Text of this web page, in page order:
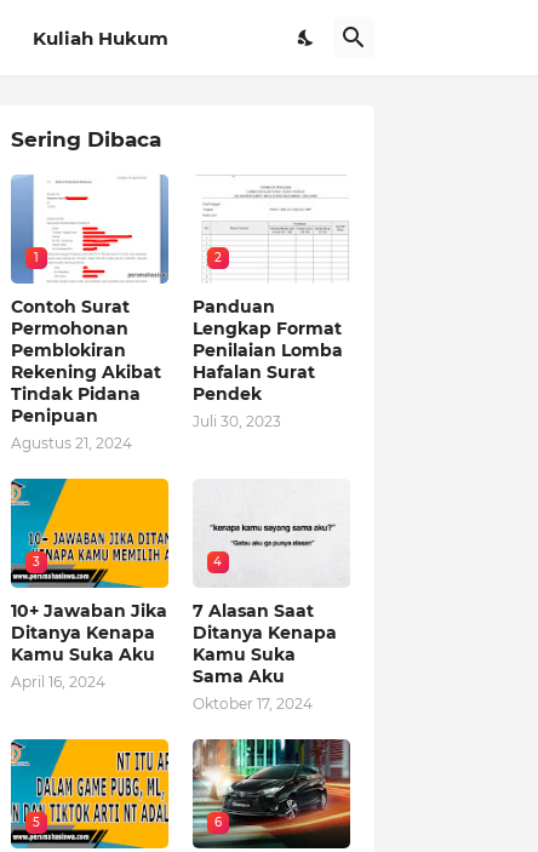
Kuliah Hukum
Sering Dibaca
1
Contoh Surat
Permohonan
Pemblokiran
Rekening Akibat
Tindak Pidana
Penipuan
Agustus 21, 2024
2
Panduan
Lengkap Format
Penilaian Lomba
Hafalan Surat
Pendek
Juli 30, 2023
3
10+ Jawaban Jika
Ditanya Kenapa
Kamu Suka Aku
April 16, 2024
4
7 Alasan Saat
Ditanya Kenapa
Kamu Suka
Sama Aku
Oktober 17, 2024
5 6